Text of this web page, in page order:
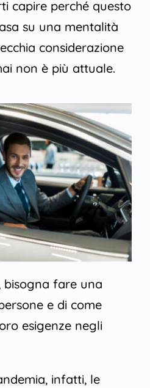
capire perché questo
su una mentalità
considerazione
non è più attuale.
bisogna fare una
e di come
esigenze negli
infatti, le